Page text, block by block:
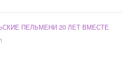
ПЕЛЬМЕНИ 20 ЛЕТ ВМЕСТЕ